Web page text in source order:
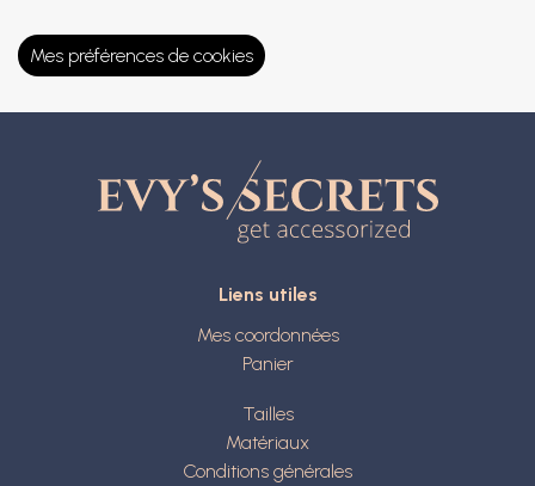
Mes préférences de cookies
Liens utiles
Mes coordonnées
Panier
Tailles
Matériaux
Conditions générales